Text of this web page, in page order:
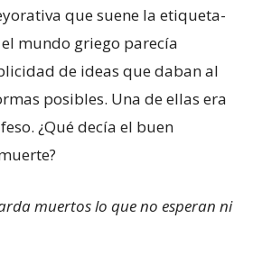
que suene la etiqueta-
el mundo griego parecía
de ideas que daban al
posibles. Una de ellas era
¿Qué decía el buen
muertos lo que no esperan ni